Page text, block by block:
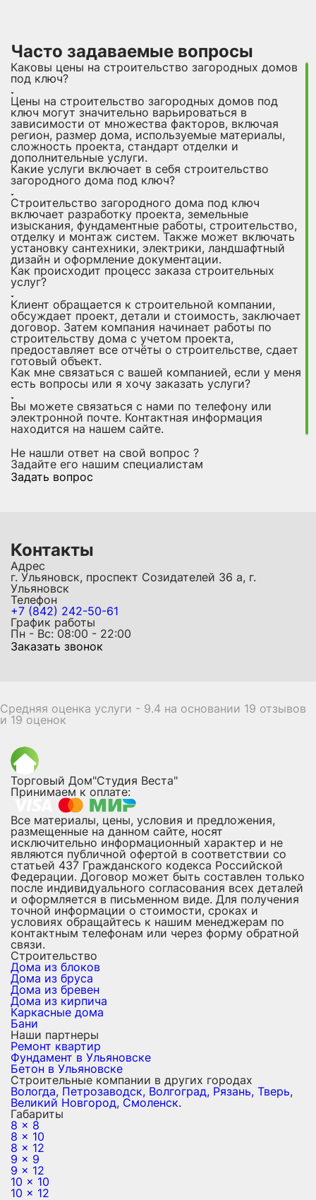
Часто задаваемые вопросы
Каковы цены на строительство загородных домов
под ключ?
Цены на строительство загородных домов под
ключ могут значительно варьироваться в
зависимости от множества факторов, включая
регион, размер дома, используемые материалы,
сложность проекта, стандарт отделки и
дополнительные услуги.
Какие услуги включает в себя строительство
загородного дома под ключ?
Строительство загородного дома под ключ
включает разработку проекта, земельные
изыскания, фундаментные работы, строительство,
отделку и монтаж систем. Также может включать
установку сантехники, электрики, ландшафтный
дизайн и оформление документации.
Как происходит процесс заказа строительных
услуг?
Клиент обращается к строительной компании,
обсуждает проект, детали и стоимость, заключает
договор. Затем компания начинает работы по
строительству дома с учетом проекта,
предоставляет все отчёты о строительстве, сдает
готовый объект.
Как мне связаться с вашей компанией, если у меня
есть вопросы или я хочу заказать услуги?
Вы можете связаться с нами по телефону или
электронной почте. Контактная информация
находится на нашем сайте.
Не нашли ответ на свой вопрос ?
Задайте его нашим специалистам
Задать вопрос
Контакты
Адрес
г. Ульяновск, проспект Созидателей 36 а, г.
Ульяновск
Телефон
+7 (842) 242-50-61
График работы
Пн - Вс: 08:00 - 22:00
Заказать звонок
Средняя оценка услуги - 9.4 на основании 19 отзывов
и 19 оценок
Торговый Дом"Студия Веста"
Принимаем к оплате:
Все материалы, цены, условия и предложения,
размещенные на данном сайте, носят
исключительно информационный характер и не
являются публичной офертой в соответствии со
статьей 437 Гражданского кодекса Российской
Федерации. Договор может быть составлен только
после индивидуального согласования всех деталей
и оформляется в письменном виде. Для получения
точной информации о стоимости, сроках и
условиях обращайтесь к нашим менеджерам по
контактным телефонам или через форму обратной
связи.
Строительство
Дома из блоков
Дома из бруса
Дома из бревен
Дома из кирпича
Каркасные дома
Бани
Наши партнеры
Ремонт квартир
Фундамент в Ульяновске
Бетон в Ульяновске
Строительные компании в других городах
Вологда, Петрозаводск, Волгоград, Рязань, Тверь,
Великий Новгород, Смоленск.
Габариты
8 x 8
8 x 10
8 x 12
9 x 9
9 x 12
10 x 10
10 x 12